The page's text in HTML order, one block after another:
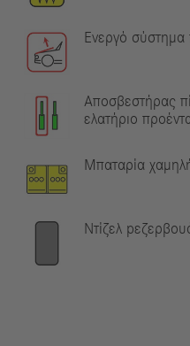
Ενεργό σύστημα
Αποσβεστήρας
ελατήριο
Μπαταρία
Ντίζελ